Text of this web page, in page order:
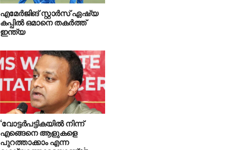
എമേര്‍ജിങ് സ്റ്റാര്‍സ് ഏഷ്യ
കപ്പില്‍ ഒമാനെ തകര്‍ത്ത്
ഇന്ത്യ
‘വോട്ടര്‍പട്ടികയില്‍ നിന്ന്
എങ്ങെനെ ആളുകളെ
പുറത്താക്കാം എന്ന